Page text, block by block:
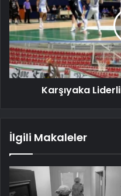
Karşıyaka
İlgili Makaleler